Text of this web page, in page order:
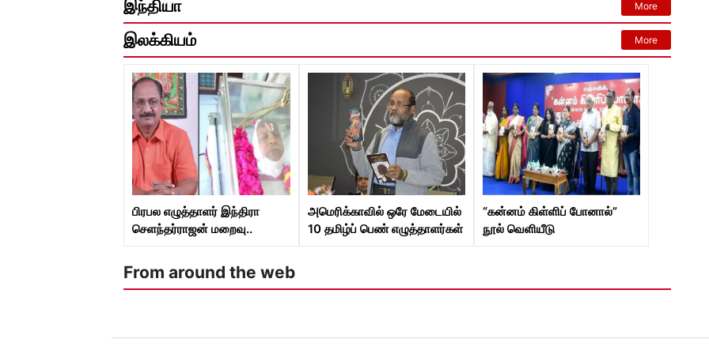
More
இந்தியா
More
இலக்கியம்
பிரபல எழுத்தாளர் இந்திரா
செளந்தர்ராஜன் மறைவு..
இரங்கல்!
அமெரிக்காவில் ஒரே மேடையில்
10 தமிழ்ப் பெண் எழுத்தாளர்கள்
“கன்னம் கிள்ளிப் போனால்”
நூல் வெளியீடு
From around the web